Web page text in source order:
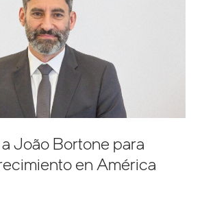
João Bortone para
en América